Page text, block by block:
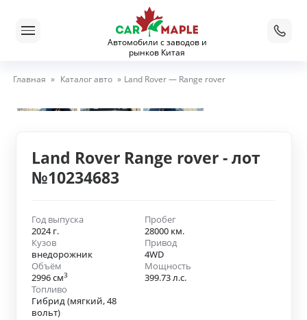
Автомобили с заводов и
рынков Китая
Главная » Каталог авто » Land Rover — Range rover
Land Rover Range rover - лот
№10234683
Год выпуска
2024 г.
Пробег
28000 км.
Кузов
внедорожник
Привод
4WD
Объём
2996 см3
Мощность
399.73 л.с.
Топливо
Гибрид (мягкий, 48
вольт)